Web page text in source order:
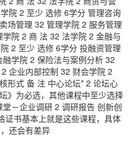
院 2 至少 选修 6学分 管理咨询
场管理 32 管理学院 2 服务管理
院 2 商 法 32 法学院 2 金融与
2 至少 选修 6学分 投融资管理
学院 2 保险法与案例分析 32
企业内部控制 32 财会学院 2
形式 备 注 中心论坛* 2 论坛心
》为必选，其他课程中至少选择
－企业调研 2 调研报告 创新创
证书基本上就是这些课程，具体
还会有差异